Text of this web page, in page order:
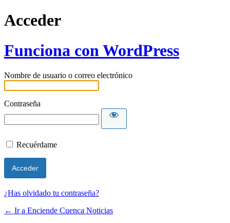
Acceder
Funciona con WordPress
Nombre de usuario o correo electrónico
Contraseña
Recuérdame
¿Has olvidado tu contraseña?
← Ir a Enciende Cuenca Noticias